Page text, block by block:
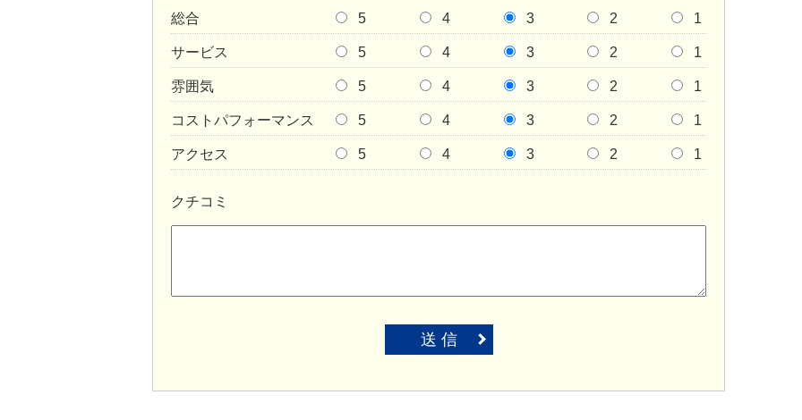
総合 5 4 3 2 1
サービス 5 4 3 2 1
雰囲気 5 4 3 2 1
コストパフォーマンス 5 4 3 2 1
アクセス 5 4 3 2 1
クチコミ
送 信